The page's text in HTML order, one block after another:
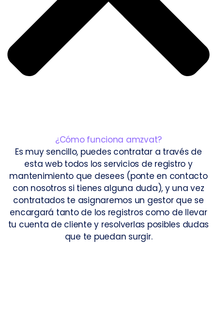
¿Cómo funciona amzvat?
Es muy sencillo, puedes contratar a través de
esta web todos los servicios de registro y
mantenimiento que desees (ponte en contacto
con nosotros si tienes alguna duda), y una vez
contratados te asignaremos un gestor que se
encargará tanto de los registros como de llevar
tu cuenta de cliente y resolverlas posibles dudas
que te puedan surgir.